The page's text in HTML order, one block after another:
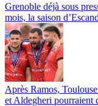
Grenoble déjà sous
mois, la saison
Après Ramos,
et Aldegheri pourraient